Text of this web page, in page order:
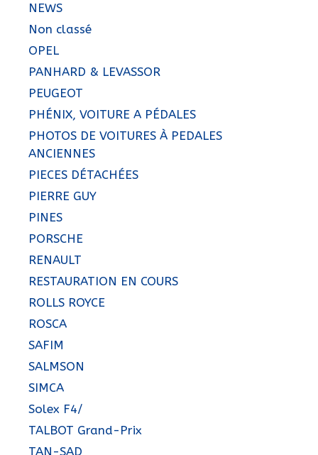
NEWS
Non classé
OPEL
PANHARD & LEVASSOR
PEUGEOT
PHÉNIX, VOITURE A PÉDALES
PHOTOS DE VOITURES À PEDALES
ANCIENNES
PIECES DÉTACHÉES
PIERRE GUY
PINES
PORSCHE
RENAULT
RESTAURATION EN COURS
ROLLS ROYCE
ROSCA
SAFIM
SALMSON
SIMCA
Solex F4/
TALBOT Grand-Prix
TAN-SAD